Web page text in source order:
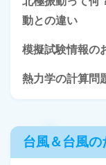
動との違い
模擬試験情報の
熱力学の計算問
台風＆台風